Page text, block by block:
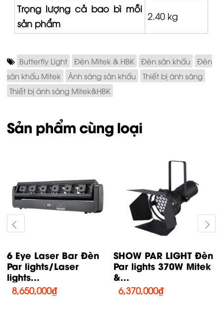
Trọng lượng cả bao bì mỗi
sản phẩm
2.40 kg
Butterfly Light Đèn Mitek & HBK Đèn sân khấu
Đèn
sân khấu Mitek
Ánh sáng sân khấu
Thiết bị ánh sáng
Thiết bị ánh sáng Mitek&HBK
Sản phẩm cùng loại
6 Eye Laser Bar Đèn
Par lights/Laser
lights...
8,650,000₫
SHOW PAR LIGHT Đèn
Par lights 370W Mitek
&...
6,370,000₫